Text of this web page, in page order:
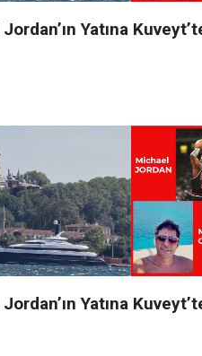
Yatına
Yatına